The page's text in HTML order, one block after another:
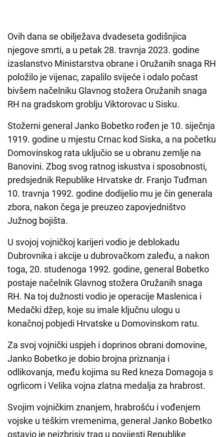
Ovih dana se obilježava dvadeseta godišnjica
njegove smrti, a u petak 28. travnja 2023. godine
izaslanstvo Ministarstva obrane i Oružanih snaga RH
položilo je vijenac, zapalilo svijeće i odalo počast
bivšem načelniku Glavnog stožera Oružanih snaga
RH na gradskom groblju Viktorovac u Sisku.
Stožerni general Janko Bobetko rođen je 10. siječnja
1919. godine u mjestu Crnac kod Siska, a na početku
Domovinskog rata uključio se u obranu zemlje na
Banovini. Zbog svog ratnog iskustva i sposobnosti,
predsjednik Republike Hrvatske dr. Franjo Tuđman
10. travnja 1992. godine dodijelio mu je čin generala
zbora, nakon čega je preuzeo zapovjedništvo
Južnog bojišta.
U svojoj vojničkoj karijeri vodio je deblokadu
Dubrovnika i akcije u dubrovačkom zaleđu, a nakon
toga, 20. studenoga 1992. godine, general Bobetko
postaje načelnik Glavnog stožera Oružanih snaga
RH. Na toj dužnosti vodio je operacije Maslenica i
Medački džep, koje su imale ključnu ulogu u
konačnoj pobjedi Hrvatske u Domovinskom ratu.
Za svoj vojnički uspjeh i doprinos obrani domovine,
Janko Bobetko je dobio brojna priznanja i
odlikovanja, među kojima su Red kneza Domagoja s
ogrlicom i Velika vojna zlatna medalja za hrabrost.
Svojim vojničkim znanjem, hrabrošću i vođenjem
vojske u teškim vremenima, general Janko Bobetko
ostavio je neizbrisiv trag u povijesti Republike